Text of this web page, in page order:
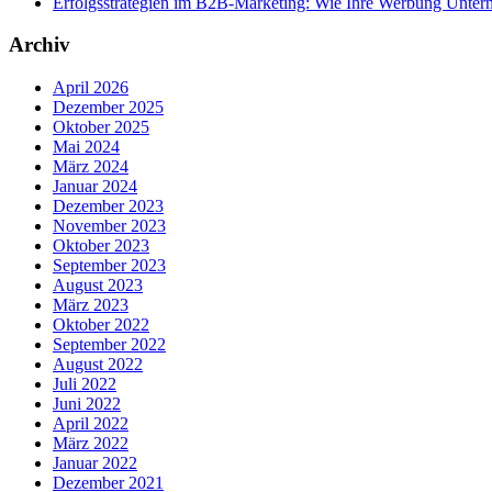
Archiv
April 2026
Dezember 2025
Oktober 2025
Mai 2024
März 2024
Januar 2024
Dezember 2023
November 2023
Oktober 2023
September 2023
August 2023
März 2023
Oktober 2022
September 2022
August 2022
Juli 2022
Juni 2022
April 2022
März 2022
Januar 2022
Dezember 2021